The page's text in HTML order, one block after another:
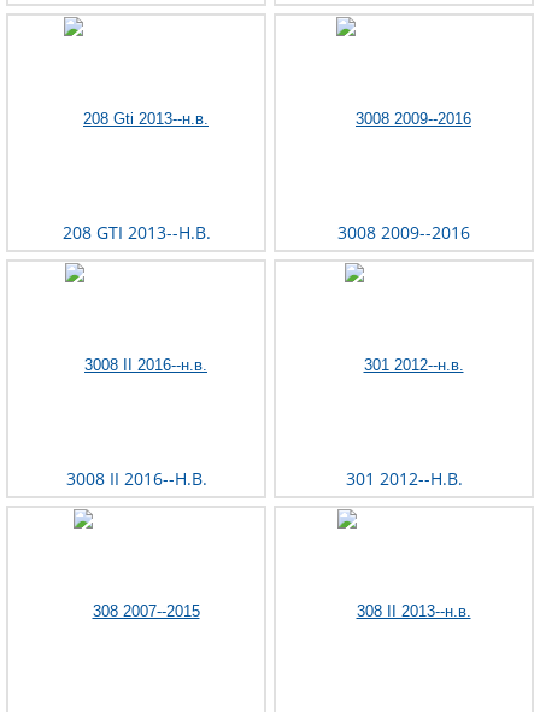
208 GTI 2013--Н.В. 3008 2009--2016
3008 II 2016--Н.В. 301 2012--Н.В.